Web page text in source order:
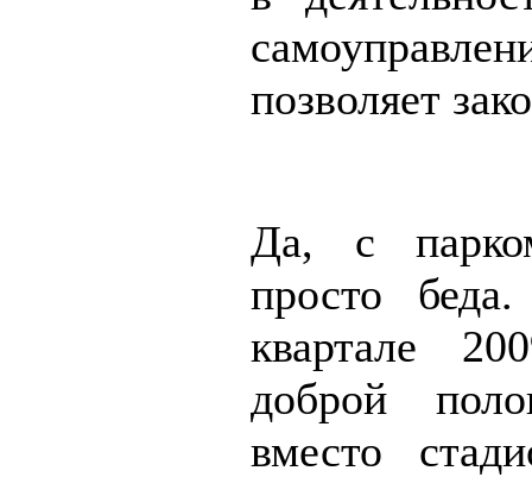
позволяет
Да, с
просто
квартале
доброй
вместо